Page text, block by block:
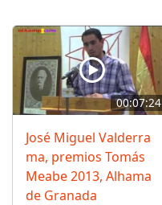
00:07:24
José Miguel Valderra
ma, premios Tomás
Meabe 2013, Alhama
de Granada